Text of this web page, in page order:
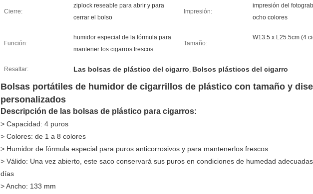
Cierre:
ziplock reseable para abrir y para
cerrar el bolso
Impresión:
impresión del
ocho colores
Función:
humidor especial de la fórmula para
mantener los cigarros frescos
Tamaño:
W13.5 x L25.5cm (4
Resaltar: Las bolsas de plástico del cigarro, Bolsos plásticos del cigarro
Bolsas portátiles de humidor de cigarrillos de plástico con tamaño y
personalizados
Descripción de las bolsas de plástico para cigarros:
> Capacidad: 4 puros
> Colores: de 1 a 8 colores
> Humidor de fórmula especial para puros anticorrosivos y para mantenerlos frescos
> Válido: Una vez abierto, este saco conservará sus puros en condiciones de humedad
días
> Ancho: 133 mm